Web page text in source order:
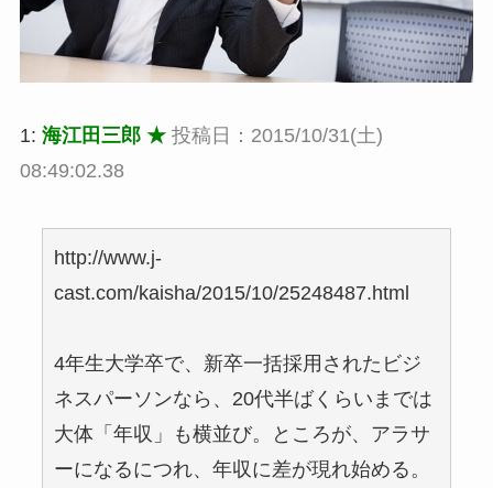
1: 海江田三郎 ★ 投稿日：2015/10/31(土)
08:49:02.38
http://www.j-
cast.com/kaisha/2015/10/25248487.html
4年生大学卒で、新卒一括採用されたビジ
ネスパーソンなら、20代半ばくらいまでは
大体「年収」も横並び。ところが、アラサ
ーになるにつれ、年収に差が現れ始める。